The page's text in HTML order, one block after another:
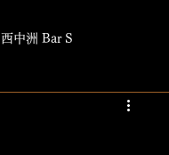
西中洲 Bar S
居酒屋